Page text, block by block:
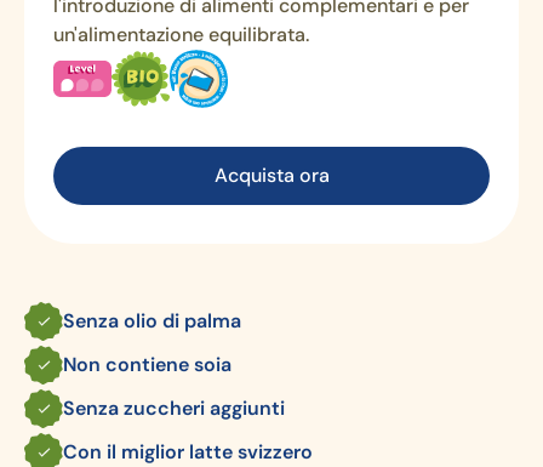
l'introduzione di alimenti complementari e per
un'alimentazione equilibrata.
Acquista ora
Senza olio di palma
Non contiene soia
Senza zuccheri aggiunti
Con il miglior latte svizzero